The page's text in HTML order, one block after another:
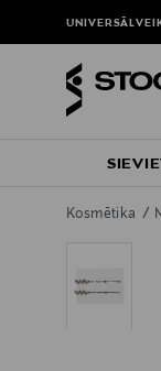
Kosmētika